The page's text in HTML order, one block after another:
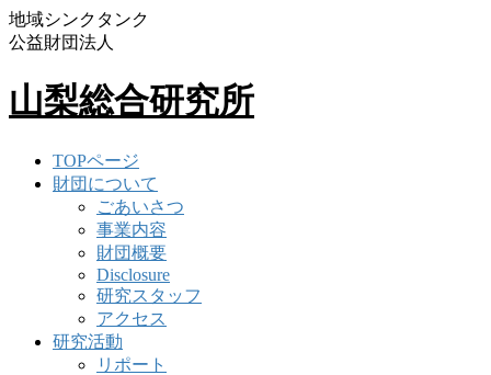
地域シンクタンク
公益財団法人
山梨総合研究所
TOPページ
財団について
ごあいさつ
事業内容
財団概要
Disclosure
研究スタッフ
アクセス
研究活動
リポート